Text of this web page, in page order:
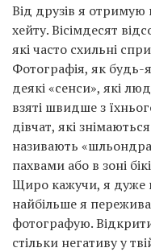
Від друзів я отримую
хейту. Вісімдесят
які часто схильні
Фотографія, як будь-
деякі «сенси», які
взяті швидше з
дівчат, які
називають
пахвами або в зоні
Щиро кажучи, я дуже
найбільше я
фотографую.
стільки негативу у